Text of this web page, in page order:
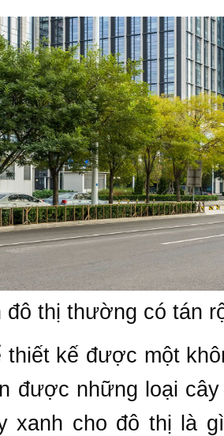
đô thị thường có tán
thiết kế được một
được những loại
xanh cho đô thị là